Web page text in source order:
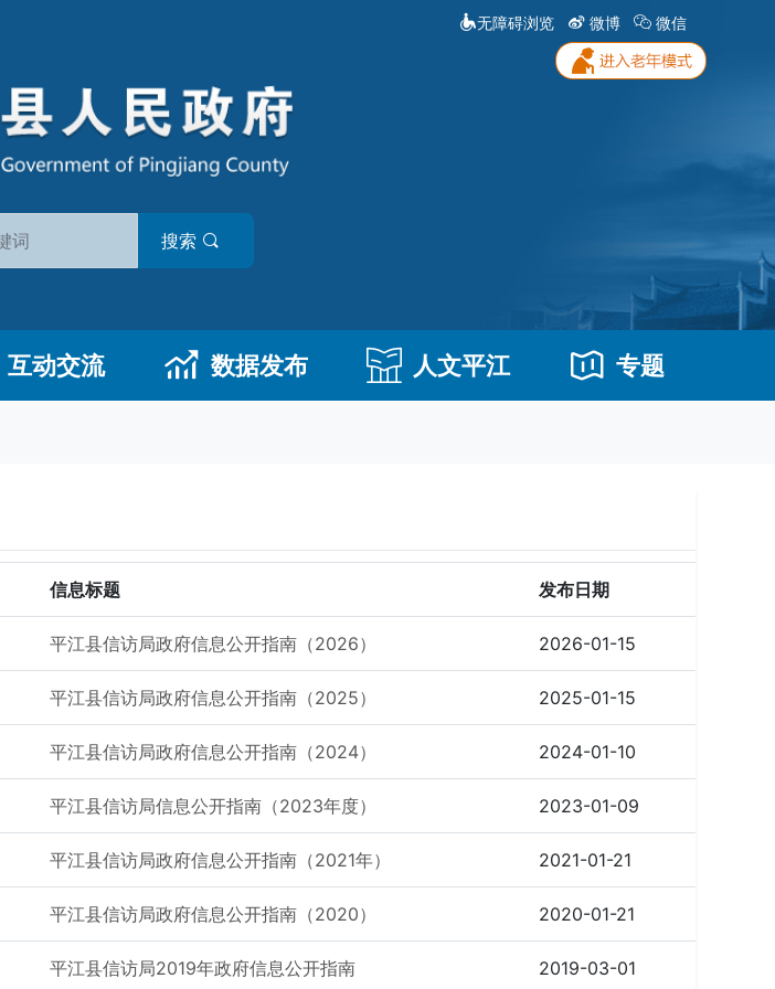
无障碍浏览 微博 微信
搜索
互动交流 数据发布 人文平江 专题
信息标题 发布日期
平江县信访局政府信息公开指南（2026） 2026-01-15
平江县信访局政府信息公开指南（2025） 2025-01-15
平江县信访局政府信息公开指南（2024） 2024-01-10
平江县信访局信息公开指南（2023年度） 2023-01-09
平江县信访局政府信息公开指南（2021年） 2021-01-21
平江县信访局政府信息公开指南（2020） 2020-01-21
平江县信访局2019年政府信息公开指南 2019-03-01